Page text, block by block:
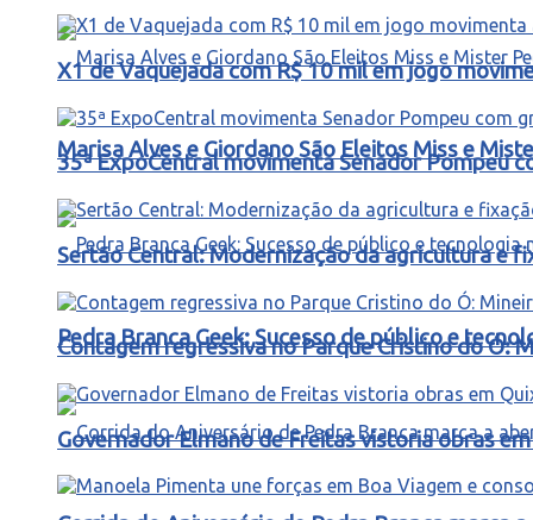
Marisa Alves e Giordano São Eleitos Miss e
Pedra Branca Geek: Sucesso de público e
X1 de Vaquejada com R$ 10 mil em jogo
35ª ExpoCentral movimenta Senador Pompeu
Sertão Central: Modernização da agricultura e
Contagem regressiva no Parque Cristino do Ó:
Governador Elmano de Freitas vistoria obras